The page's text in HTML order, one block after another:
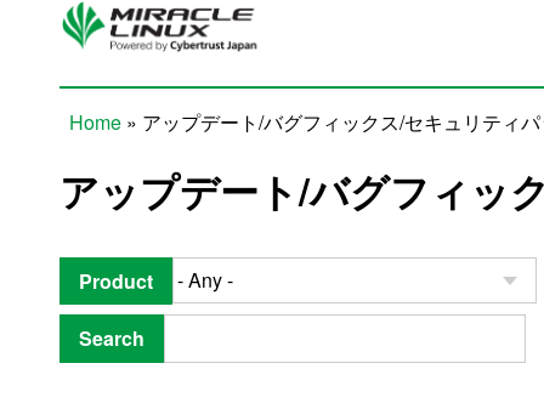
Skip to main content
Home » アップデート/バグフィックス/セキュリティ
アップデート/バグフィッ
Product
Search